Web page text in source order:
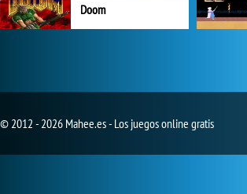
Doom
© 2012 - 2026 Mahee.es - Los juegos online gratis